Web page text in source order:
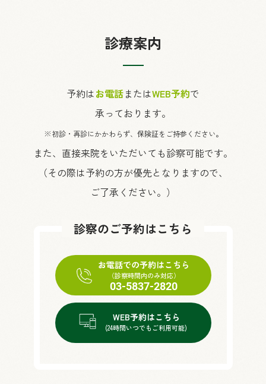
診療案内
予約はお電話またはWEB予約で
承っております。
※初診・再診にかかわらず、保険証をご持参ください。
また、直接来院をいただいても診察可能です。
（その際は予約の方が優先となりますので、
ご了承ください。）
診察のご予約はこちら
お電話での予約はこちら
（診察時間内のみ対応）
03-5837-2820
WEB予約はこちら
(24時間いつでもご利用可能)